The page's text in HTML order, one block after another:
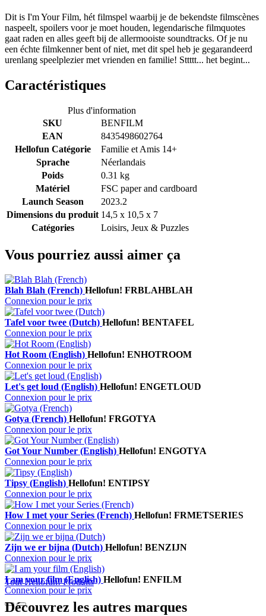
Dit is I'm Your Film, hét filmspel waarbij je de bekendste filmscènes
naspeelt, spoilers voor je moet houden, legendarische filmquotes
gaat raden en alles geeft bij de allermooiste soundtracks. Of je nu
een échte filmkenner bent of niet, met dit spel heb je gegarandeerd
urenlang speelplezier met vrienden en familie! Sttttt... het begint...
Caractéristiques
Plus d'information
SKU
BENFILM
EAN
8435498602764
Hellofun Catégorie
Familie et Amis 14+
Sprache
Néerlandais
Poids
0.31 kg
Matériel
FSC paper and cardboard
Launch Season
2023.2
Dimensions du produit 14,5 x 10,5 x 7
Catégories
Loisirs, Jeux & Puzzles
Vous pourriez aussi aimer ça
Blah Blah (French) Hellofun! FRBLAHBLAH
Connexion pour le prix
Tafel voor twee (Dutch) Hellofun! BENTAFEL
Connexion pour le prix
Hot Room (English) Hellofun! ENHOTROOM
Connexion pour le prix
Let's get loud (English) Hellofun! ENGETLOUD
Connexion pour le prix
Gotya (French) Hellofun! FRGOTYA
Connexion pour le prix
Got Your Number (English) Hellofun! ENGOTYA
Connexion pour le prix
Tipsy (English) Hellofun! ENTIPSY
Connexion pour le prix
How I met your Series (French) Hellofun! FRMETSERIES
Connexion pour le prix
Zijn we er bijna (Dutch) Hellofun! BENZIJN
Connexion pour le prix
I am your film (English) Hellofun! ENFILM
Connexion pour le prix
Tout Hellofun! Produits
Découvrez les autres marques